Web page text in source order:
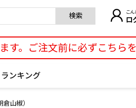
検索 こ
ロ
。ご注文前に必ずこちらを
ランキング
山椒）